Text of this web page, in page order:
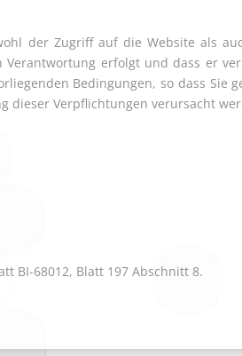
der Zugriff auf die Website als
erfolgt und dass er
Bedingungen, so dass Sie
dieser Verpflichtungen verursacht
BI-68012, Blatt 197 Abschnitt 8.